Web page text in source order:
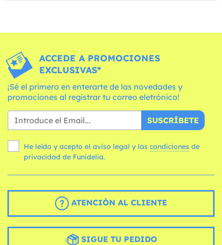
ACCEDE A PROMOCIONES
EXCLUSIVAS*
¡Sé el primero en enterarte de las novedades y
promociones al registrar tu correo eletrónico!
SUSCRÍBETE
He leído y acepto el aviso legal y las condiciones
privacidad de Funidelia.
ATENCIÓN AL CLIENTE
SIGUE TU PEDIDO